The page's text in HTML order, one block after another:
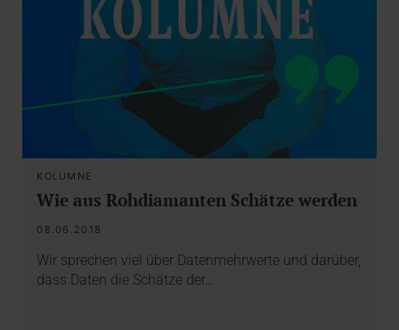
KOLUMNE
Wie aus Rohdiamanten Schätze werden
08.06.2018
Wir sprechen viel über Datenmehrwerte und darüber,
dass Daten die Schätze der…